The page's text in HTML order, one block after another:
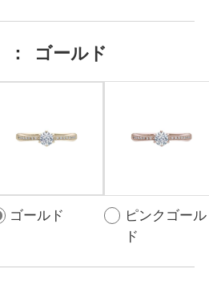
： ゴールド
ゴールド
ピンクゴール
ド